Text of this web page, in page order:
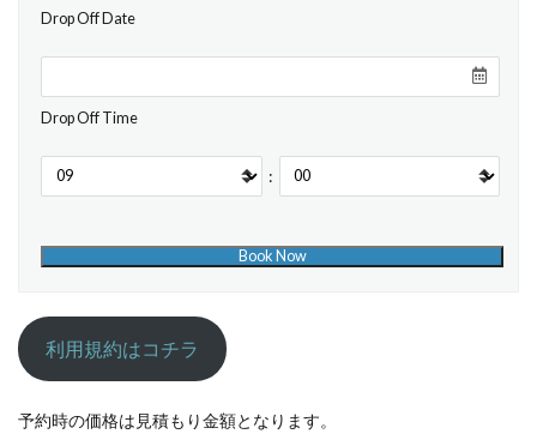
Drop Off Date
Drop Off Time
:
利用規約はコチラ
予約時の価格は見積もり金額となります。